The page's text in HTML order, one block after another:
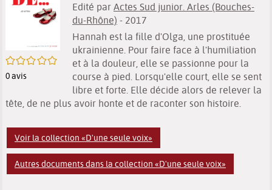
/5
0avis
Edité par Actes Sud junior. Arles (Bouches-
du-Rhône) - 2017
Hannah est la fille d'Olga, une prostituée
ukrainienne. Pour faire face à l'humiliation
et à la douleur, elle se passionne pour la
course à pied. Lorsqu'elle court, elle se sent
libre et forte. Elle décide alors de relever la
tête, de ne plus avoir honte et de raconter son histoire.
Voir la collection «D'une seule voix»
Autres documents dans la collection «D'une seule voix»